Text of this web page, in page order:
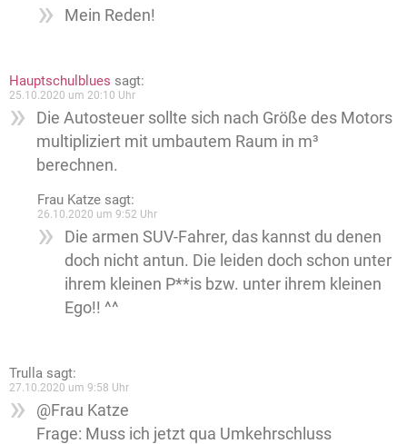
Mein Reden!
Hauptschulblues sagt:
25.10.2020 um 20:10 Uhr
Die Autosteuer sollte sich nach Größe des Motors
multipliziert mit umbautem Raum in m³
berechnen.
Frau Katze sagt:
26.10.2020 um 9:52 Uhr
Die armen SUV-Fahrer, das kannst du denen
doch nicht antun. Die leiden doch schon unter
ihrem kleinen P**is bzw. unter ihrem kleinen
Ego!! ^^
Trulla sagt:
27.10.2020 um 9:58 Uhr
@Frau Katze
Frage: Muss ich jetzt qua Umkehrschluss